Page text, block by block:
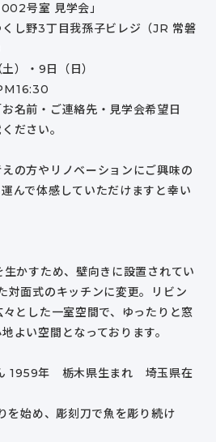
号室 見学会」
し野3丁目我孫子ビレジ（JR 常磐
）・9日（日）
名前・ご連絡先・見学会希望日
ださい。
の方やリノベーションにご興味の
んで体感していただけますと幸い
かすため、壁向きに設置されてい
対面式のキッチンに変更。リビン
とした一室空間で、ゆったりと窓
よい空間となっております。
1959年 栃木県生まれ 埼玉県在
を始め、彫刻刀で魚を彫り続け